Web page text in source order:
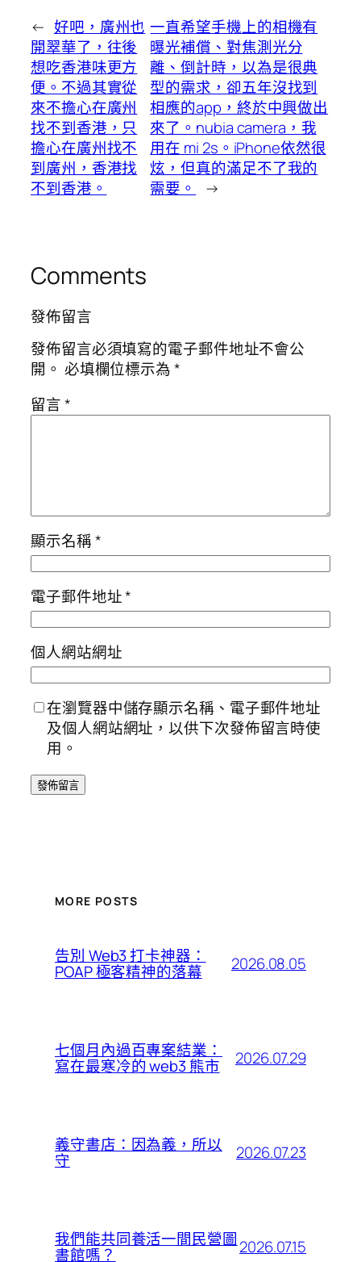
← 好吧，廣州也
開翠華了，往後
想吃香港味更方
便。不過其實從
來不擔心在廣州
找不到香港，只
擔心在廣州找不
到廣州，香港找
不到香港。
一直希望手機上的相機有
曝光補償、對焦測光分
離、倒計時，以為是很典
型的需求，卻五年沒找到
相應的app，終於中興做出
來了。nubia camera，我
用在 mi 2s。iPhone依然很
炫，但真的滿足不了我的
需要。
→
Comments
發佈留言
發佈留言必須填寫的電子郵件地址不會公
開。 必填欄位標示為*
留言*
顯示名稱*
電子郵件地址*
個人網站網址
在瀏覽器中儲存顯示名稱、電子郵件地址
及個人網站網址，以供下次發佈留言時使
用。
MORE POSTS
告別 Web3 打卡神器：
POAP 極客精神的落幕 2026.08.05
七個月內過百專案結業：
寫在最寒冷的 web3 熊市 2026.07.29
義守書店：因為義，所以
守 2026.07.23
我們能共同養活一間民營圖
書館嗎？ 2026.07.15